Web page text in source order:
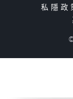
私隱政